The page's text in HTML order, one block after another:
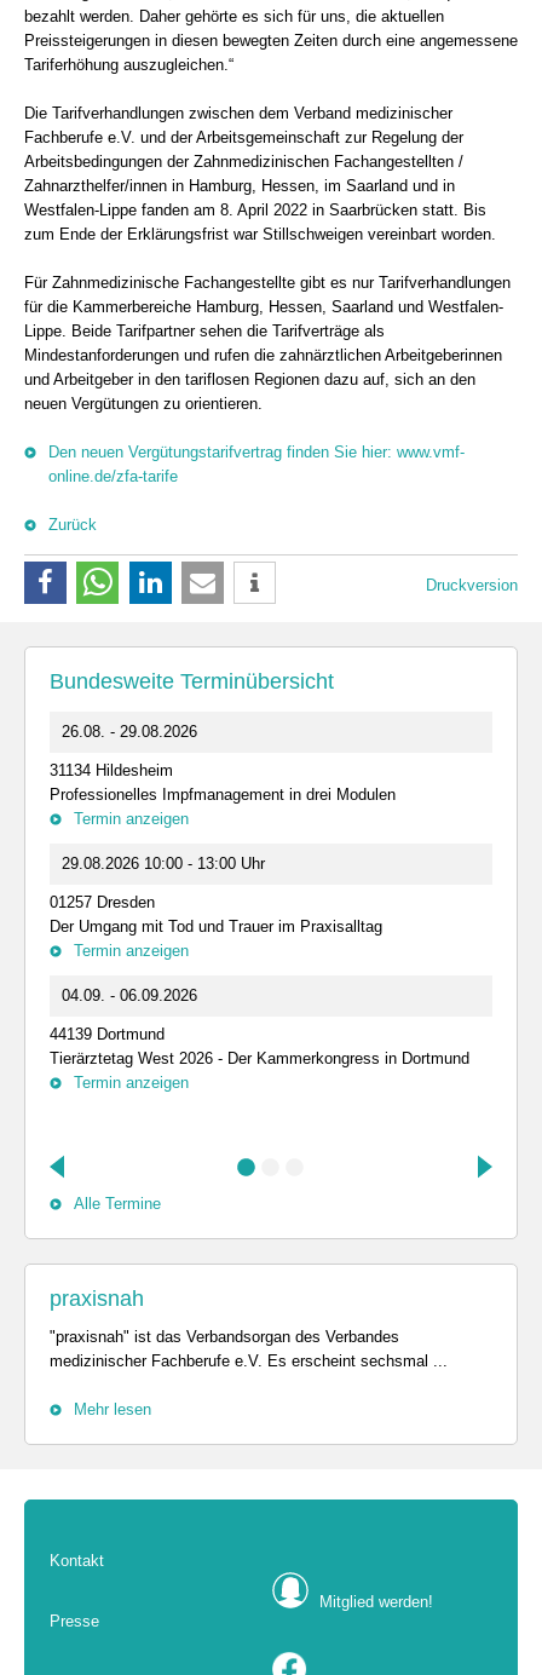
bezahlt werden. Daher gehörte es sich für uns, die aktuellen
Preissteigerungen in diesen bewegten Zeiten durch eine angemessene
Tariferhöhung auszugleichen.“
Die Tarifverhandlungen zwischen dem Verband medizinischer
Fachberufe e.V. und der Arbeitsgemeinschaft zur Regelung der
Arbeitsbedingungen der Zahnmedizinischen Fachangestellten /
Zahnarzthelfer/innen in Hamburg, Hessen, im Saarland und in
Westfalen-Lippe fanden am 8. April 2022 in Saarbrücken statt. Bis
zum Ende der Erklärungsfrist war Stillschweigen vereinbart worden.
Für Zahnmedizinische Fachangestellte gibt es nur Tarifverhandlungen
für die Kammerbereiche Hamburg, Hessen, Saarland und Westfalen-
Lippe. Beide Tarifpartner sehen die Tarifverträge als
Mindestanforderungen und rufen die zahnärztlichen Arbeitgeberinnen
und Arbeitgeber in den tariflosen Regionen dazu auf, sich an den
neuen Vergütungen zu orientieren.
Den neuen Vergütungstarifvertrag finden Sie hier: www.vmf-
online.de/zfa-tarife
Zurück
Druckversion
Bundesweite Terminübersicht
26.08. - 29.08.2026
31134 Hildesheim
Professionelles Impfmanagement in drei Modulen
Termin anzeigen
29.08.2026 10:00 - 13:00 Uhr
01257 Dresden
Der Umgang mit Tod und Trauer im Praxisalltag
Termin anzeigen
04.09. - 06.09.2026
44139 Dortmund
Tierärztetag West 2026 - Der Kammerkongress in Dortmund
Termin anzeigen
Alle Termine
praxisnah
"praxisnah" ist das Verbandsorgan des Verbandes
medizinischer Fachberufe e.V. Es erscheint sechsmal ...
Mehr lesen
Kontakt
Presse
Mitglied werden!